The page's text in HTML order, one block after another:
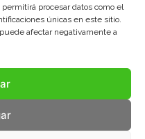
procesar datos como el
únicas en este sitio.
afectar negativamente a